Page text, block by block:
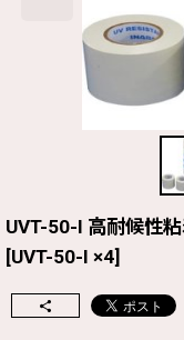
UVT-50-I 高耐候性
[UVT-50-I ×4]